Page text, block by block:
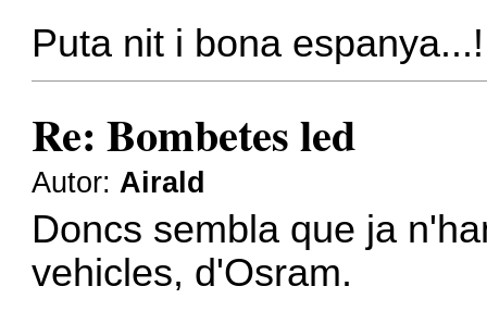
Puta nit i bona
Re: Bombetes led
Autor: Airald
Doncs sembla que ja
vehicles, d'Osram.